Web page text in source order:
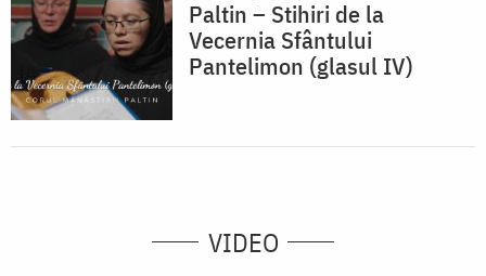
Paltin – Stihiri de la
Vecernia Sfântului
Pantelimon (glasul IV)
VIDEO